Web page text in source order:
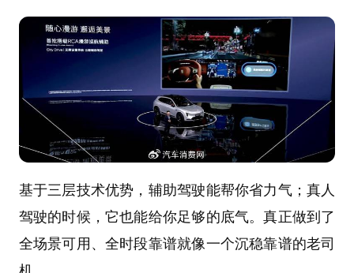
基于三层技术优势，辅助驾驶能帮你省力气；真人
驾驶的时候，它也能给你足够的底气。真正做到了
全场景可用、全时段靠谱就像一个沉稳靠谱的老司